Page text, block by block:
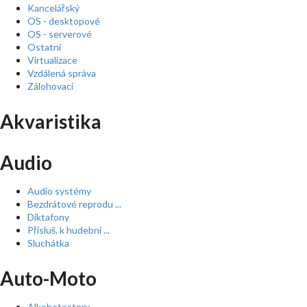
Kancelářský
OS - desktopové
OS - serverové
Ostatní
Virtualizace
Vzdálená správa
Zálohovací
Akvaristika
Audio
Audio systémy
Bezdrátové reprodu ...
Diktafony
Přísluš. k hudební ...
Sluchátka
Auto-Moto